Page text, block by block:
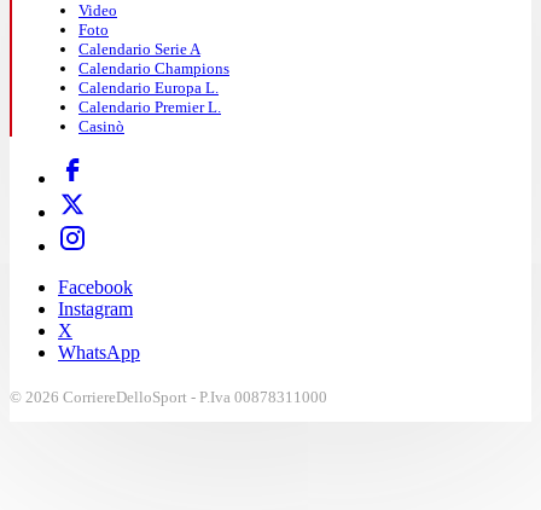
Video
Foto
Calendario Serie A
Calendario Champions
Calendario Europa L.
Calendario Premier L.
Casinò
Facebook
Instagram
X
WhatsApp
© 2026 CorriereDelloSport - P.Iva 00878311000